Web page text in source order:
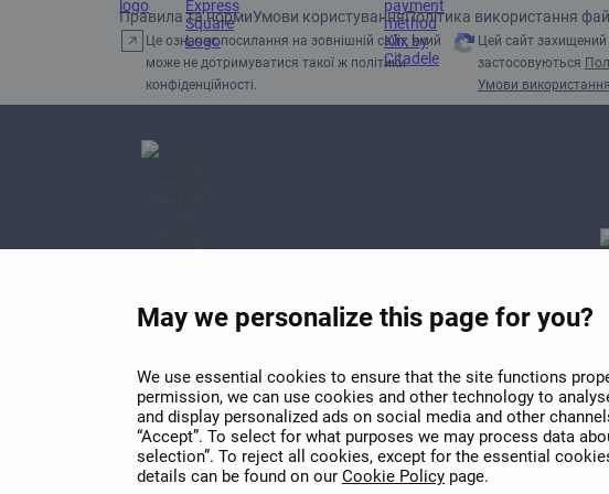
May we personalize this page for you?
We use essential cookies to ensure that the site functions
permission, we can use cookies and other technology to
and display personalized ads on social media and other
“Accept”. To select for what purposes we may process data
selection”. To reject all cookies, except for the essential
details can be found on our Cookie Policy page.
Правила та нормиУмови користуванняПолітика використання
Це означає посилання на зовнішній сайт, який
може не дотримуватися такої ж політики
конфіденційності.
Цей сайт захищений
застосовуються
Умови використання